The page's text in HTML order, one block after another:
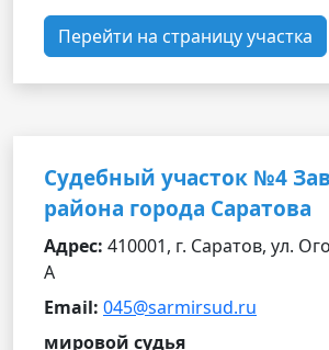
Перейти на страницу участка
Судебный участок №4
района города Саратова
Адрес: 410001, г. Саратов, ул.
А
Email: 045@sarmirsud.ru
мировой судья